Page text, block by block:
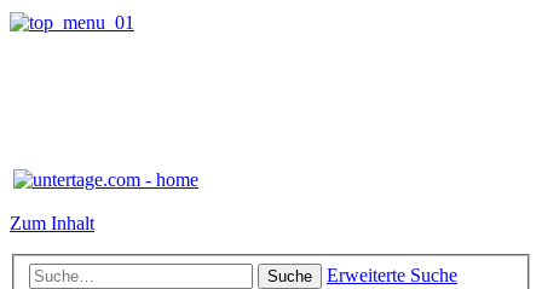
Zum Inhalt
Suche Erweiterte Suche